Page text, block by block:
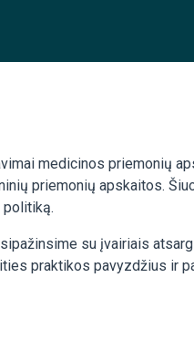
medicinos priemonių
priemonių apskaitos.
su įvairiais
praktikos pavyzdžius ir